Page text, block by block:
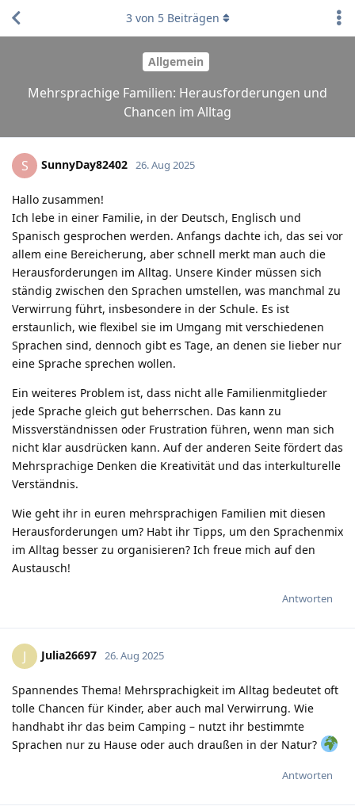
Allgemein
Mehrsprachige Familien: Herausforderungen und
Chancen im Alltag
3 von 5Beiträgen
S SunnyDay82402 26. Aug 2025
Hallo zusammen!
Ich lebe in einer Familie, in der Deutsch, Englisch und
Spanisch gesprochen werden. Anfangs dachte ich, das sei vor
allem eine Bereicherung, aber schnell merkt man auch die
Herausforderungen im Alltag. Unsere Kinder müssen sich
ständig zwischen den Sprachen umstellen, was manchmal zu
Verwirrung führt, insbesondere in der Schule. Es ist
erstaunlich, wie flexibel sie im Umgang mit verschiedenen
Sprachen sind, dennoch gibt es Tage, an denen sie lieber nur
eine Sprache sprechen wollen.
Ein weiteres Problem ist, dass nicht alle Familienmitglieder
jede Sprache gleich gut beherrschen. Das kann zu
Missverständnissen oder Frustration führen, wenn man sich
nicht klar ausdrücken kann. Auf der anderen Seite fördert das
Mehrsprachige Denken die Kreativität und das interkulturelle
Verständnis.
Wie geht ihr in euren mehrsprachigen Familien mit diesen
Herausforderungen um? Habt ihr Tipps, um den Sprachenmix
im Alltag besser zu organisieren? Ich freue mich auf den
Austausch!
Antworten
J Julia26697 26. Aug 2025
Spannendes Thema! Mehrsprachigkeit im Alltag bedeutet oft
tolle Chancen für Kinder, aber auch mal Verwirrung. Wie
handhabt ihr das beim Camping – nutzt ihr bestimmte
Sprachen nur zu Hause oder auch draußen in der Natur?
Antworten